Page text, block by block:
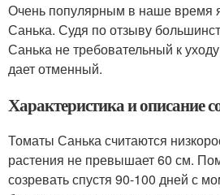
Очень популярным в наше время
Санька. Судя по отзыву
Санька не требовательный к
дает отменный.
Характеристика и описание
Томаты Санька считаются
растения не превышает 60 см.
созревать спустя 90-100 дней с